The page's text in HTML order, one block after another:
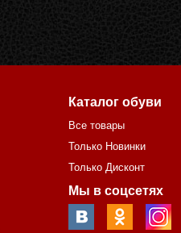
Каталог обуви
Все товары
Только Новинки
Только Дисконт
Мы в соцсетях